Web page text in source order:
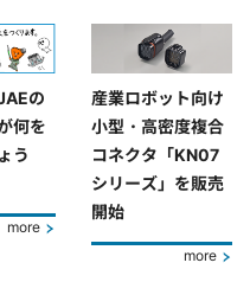
の
何を
う
more
産業ロボット向け
小型・高密度複合
コネクタ「KN07
シリーズ」を販売
開始
more